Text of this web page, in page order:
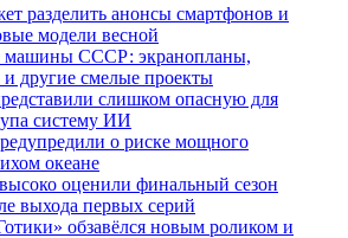
разделить анонсы смартфонов и
модели весной
машины СССР: экранопланы,
другие смелые проекты
слишком опасную для
систему ИИ
о риске мощного
океане
оценили финальный сезон
выхода первых серий
обзавёлся новым роликом и